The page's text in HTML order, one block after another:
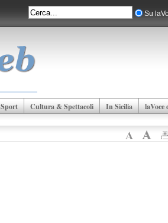
Su
Sport Cultura & Spettacoli In Sicilia laVoce